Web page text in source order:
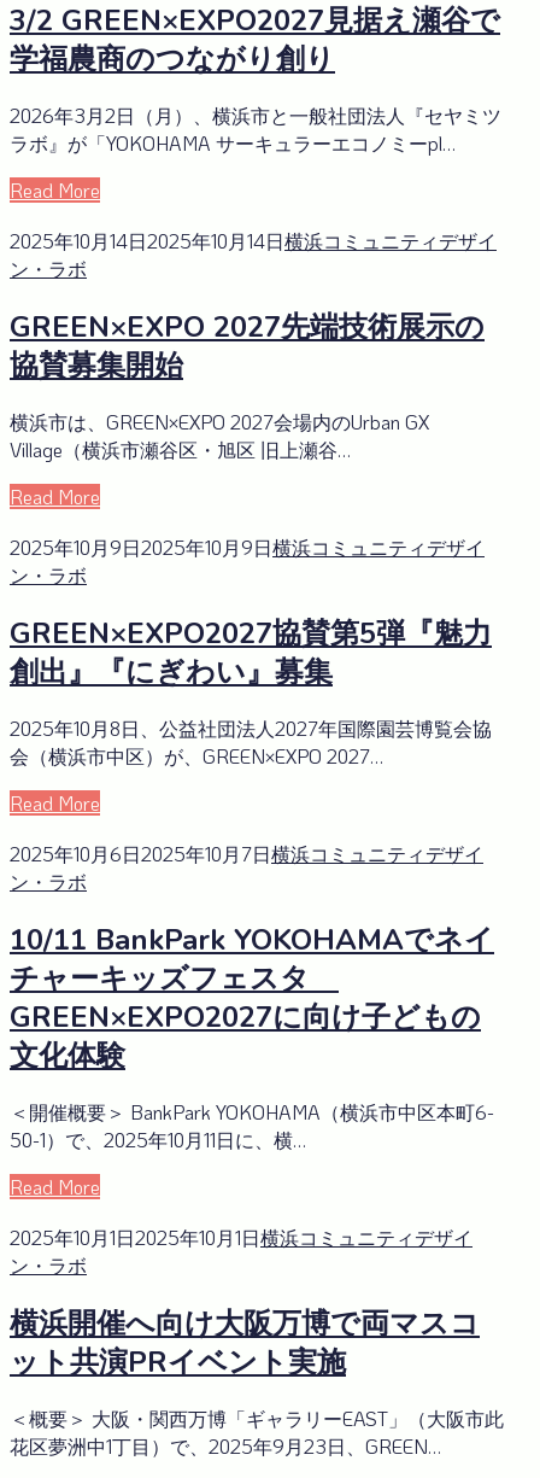
3/2 GREEN×EXPO2027見据え瀬谷で
学福農商のつながり創り
2026年3月2日（月）、横浜市と一般社団法人『セヤミツ
ラボ』が「YOKOHAMA サーキュラーエコノミーpl…
Read More
2025年10月14日2025年10月14日横浜コミュニティデザイ
ン・ラボ
GREEN×EXPO 2027先端技術展示の
協賛募集開始
横浜市は、GREEN×EXPO 2027会場内のUrban GX
Village（横浜市瀬谷区・旭区 旧上瀬谷…
Read More
2025年10月9日2025年10月9日横浜コミュニティデザイ
ン・ラボ
GREEN×EXPO2027協賛第5弾『魅力
創出』『にぎわい』募集
2025年10月8日、公益社団法人2027年国際園芸博覧会協
会（横浜市中区）が、GREEN×EXPO 2027…
Read More
2025年10月6日2025年10月7日横浜コミュニティデザイ
ン・ラボ
10/11 BankPark YOKOHAMAでネイ
チャーキッズフェスタ
GREEN×EXPO2027に向け子どもの
文化体験
＜開催概要＞ BankPark YOKOHAMA（横浜市中区本町6-
50-1）で、2025年10月11日に、横…
Read More
2025年10月1日2025年10月1日横浜コミュニティデザイ
ン・ラボ
横浜開催へ向け大阪万博で両マスコ
ット共演PRイベント実施
＜概要＞ 大阪・関西万博「ギャラリーEAST」（大阪市此
花区夢洲中1丁目）で、2025年9月23日、GREEN…